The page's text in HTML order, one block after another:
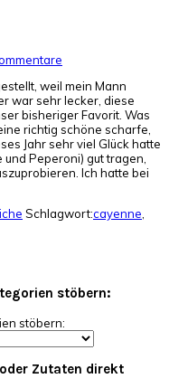
weil mein Mann
war sehr lecker, diese
bisheriger Favorit. Was
richtig schöne scharfe,
Jahr sehr viel Glück hatte
Peperoni) gut tragen,
Ich hatte bei
Schlagwort:cayenne
stöbern:
stöbern:
Zutaten direkt